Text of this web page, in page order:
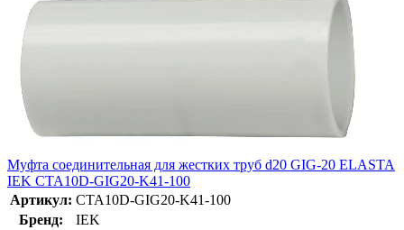
Муфта соединительная для жестких труб d20 GIG-20 ELASTA
IEK CTA10D-GIG20-K41-100
Артикул: CTA10D-GIG20-K41-100
Бренд:
IEK